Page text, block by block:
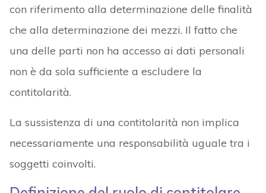
con riferimento alla determinazione delle finalità
che alla determinazione dei mezzi. Il fatto che
una delle parti non ha accesso ai dati personali
non è da sola sufficiente a escludere la
contitolarità.
La sussistenza di una contitolarità non implica
necessariamente una responsabilità uguale tra i
soggetti coinvolti.